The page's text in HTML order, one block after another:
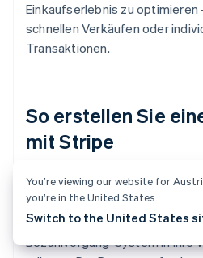
Einkaufserlebnis zu
schnellen Verkäufen oder
Transaktionen.
So erstellen Sie
mit Stripe
Um einen Zahlungslink mit
erstellen, können Sie das
verwenden, ohne Code
Bezahlvorgang-System in Ihre
You’re viewing our website for
you’re in the United States.
Switch to the United States